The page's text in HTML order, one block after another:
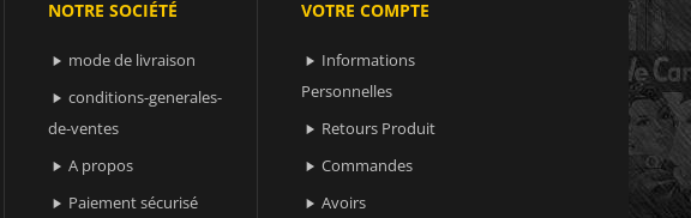
NOTRE SOCIÉTÉ
 mode de livraison
 conditions-generales-
de-ventes
 A propos
 Paiement sécurisé
VOTRE COMPTE
 Informations
Personnelles
 Retours Produit
 Commandes
 Avoirs